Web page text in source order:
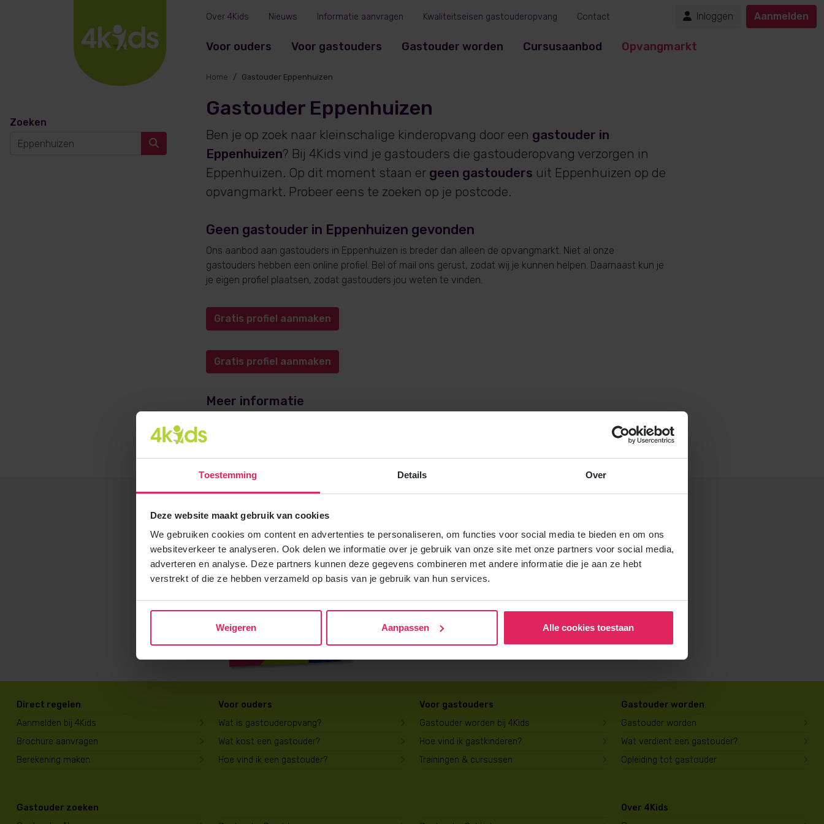
Toestemming Details Over
Deze website maakt gebruik van cookies
We gebruiken cookies om content en advertenties te personaliseren, om functies voor social media te bieden en om ons
websiteverkeer te analyseren. Ook delen we informatie over je gebruik van onze site met onze partners voor social media,
adverteren en analyse. Deze partners kunnen deze gegevens combineren met andere informatie die je aan ze hebt
verstrekt of die ze hebben verzameld op basis van je gebruik van hun services.
Weigeren Aanpassen Alle cookies toestaan
Voor ouders Voor gastouders Gastouder worden Cursusaanbod Opvangmarkt
Over 4Kids Nieuws Informatie aanvragen Kwaliteitseisen gastouderopvang Contact Inloggen Aanmelden
Zoeken
Home Gastouder Eppenhuizen
Gastouder Eppenhuizen
Ben je op zoek naar kleinschalige kinderopvang door een gastouder in
Eppenhuizen? Bij 4Kids vind je gastouders die gastouderopvang verzorgen in
Eppenhuizen. Op dit moment staan er geen gastouders uit Eppenhuizen op de
opvangmarkt. Probeer eens te zoeken op je postcode.
Geen gastouder in Eppenhuizen gevonden
Ons aanbod aan gastouders in Eppenhuizen is breder dan alleen de opvangmarkt. Niet al onze
gastouders hebben een online profiel. Bel of mail ons gerust, zodat wij je kunnen helpen. Daarnaast kun je
je eigen profiel plaatsen, zodat gastouders jou weten te vinden.
Gratis profiel aanmaken
Gratis profiel aanmaken
Meer informatie
opvangadvies@4kids.nl
Meer weten over gastouderopvang via gastouderbureau 4Kids?
Vraag gratis en vrijblijvend de 4Kids brochure voor ouders aan en
ontvang het direct in je mailbox.
Brochure aanvragen
Direct regelen
Aanmelden bij 4Kids
Brochure aanvragen
Berekening maken
Voor ouders
Wat is gastouderopvang?
Wat kost een gastouder?
Hoe vind ik een gastouder?
Voor gastouders
Gastouder worden bij 4Kids
Hoe vind ik gastkinderen?
Trainingen & cursussen
Gastouder worden
Gastouder worden
Wat verdient een gastouder?
Opleiding tot gastouder
Gastouder zoeken
Over 4Kids